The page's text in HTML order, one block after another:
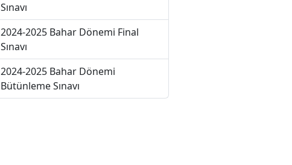
Sınavı
2024-2025 Bahar Dönemi Final
Sınavı
2024-2025 Bahar Dönemi
Bütünleme Sınavı